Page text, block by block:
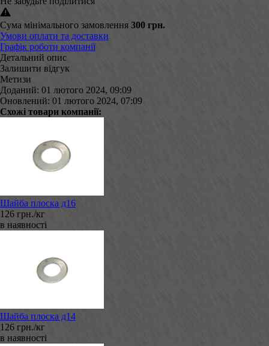
Сума мінімального замовлення 300 грн.
Умови оплати та доставки
Графік роботи компанії
Детальний опис
Залишити відгук
Метизи
Доданий: 01 лютого 2024, 09:09
Оновлений: 01 лютого 2024, 07:09
Схожі товари компанії:
Шайба плоска д16
126 грн./кг
в наявності
Шайба плоска д14
126 грн./кг
в наявності